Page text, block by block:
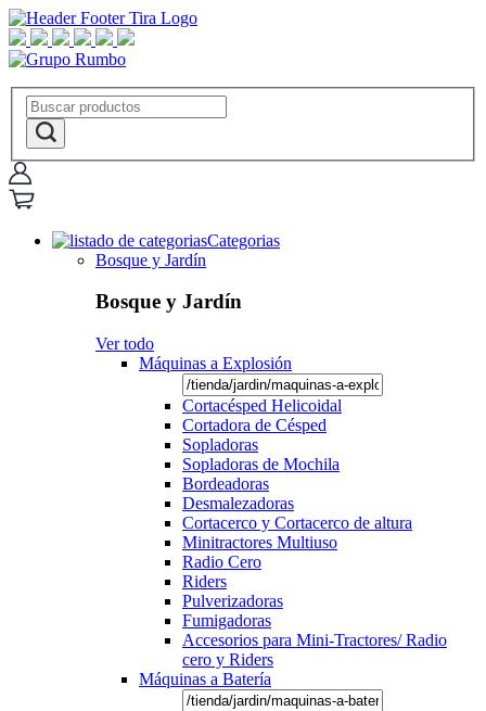
Categorias
Bosque y Jardín
Bosque y Jardín
Ver todo
Máquinas a Explosión
Cortacésped Helicoidal
Cortadora de Césped
Sopladoras
Sopladoras de Mochila
Bordeadoras
Desmalezadoras
Cortacerco y Cortacerco de altura
Minitractores Multiuso
Radio Cero
Riders
Pulverizadoras
Fumigadoras
Accesorios para Mini-Tractores/ Radio
cero y Riders
Máquinas a Batería